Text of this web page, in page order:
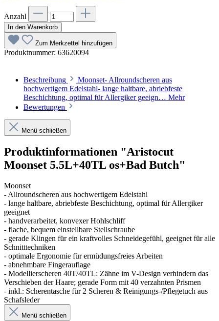
Anzahl
In den Warenkorb
Zum Merkzettel hinzufügen
Produktnummer: 63620094
Beschreibung
Moonset- Allroundscheren aus
hochwertigem Edelstahl- lange haltbare, abriebfeste
Beschichtung, optimal für Allergiker geeign… Mehr
Bewertungen
Menü schließen
Produktinformationen "Aristocut
Moonset 5.5L+40TL os+Bad Butch"
Moonset
- Allroundscheren aus hochwertigem Edelstahl
- lange haltbare, abriebfeste Beschichtung, optimal für Allergiker
geeignet
- handverarbeitet, konvexer Hohlschliff
- flache, bequem einstellbare Stellschraube
- gerade Klingen für ein kraftvolles Schneidegefühl, geeignet für alle
Schnitttechniken
- optimale Ergonomie für ermüdungsfreies Arbeiten
- abnehmbare Fingerauflage
- Modellierscheren 40T/40TL: Zähne im V-Design verhindern das
Verschieben der Haare; gerade Form mit 40 verzahnten Prismen
- inkl.: Scherentasche für 2 Scheren & Reinigungs-/Pflegetuch aus
Schafsleder
Menü schließen